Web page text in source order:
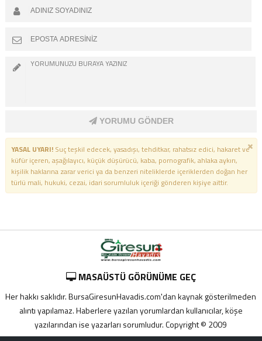
YORUMU GÖNDER
YASAL UYARI!Suç teşkil edecek, yasadışı, tehditkar, rahatsız edici, hakaret ve
küfür içeren, aşağılayıcı, küçük düşürücü, kaba, pornografik, ahlaka aykırı,
kişilik haklarına zarar verici ya da benzeri niteliklerde içeriklerden doğan her
türlü mali, hukuki, cezai, idari sorumluluk içeriği gönderen kişiye aittir.
MASAÜSTÜ GÖRÜNÜME GEÇ
Her hakkı saklıdır. BursaGiresunHavadis.com'dan kaynak gösterilmeden
alıntı yapılamaz. Haberlere yazılan yorumlardan kullanıcılar, köşe
yazılarından ise yazarları sorumludur. Copyright © 2009